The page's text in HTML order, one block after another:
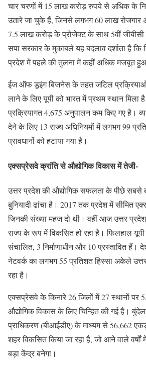
चार चरणों में 15 लाख करोड़ रुपये से अधिक के
उतारे जा चुके हैं, जिनसे लगभग 60 लाख रोजगार
7.5 लाख करोड़ के प्रोजेक्ट के साथ 5वीं जीबीसी
सपा सरकार के मुकाबले यह बदलाव दर्शाता है कि
प्रदेश में पहले की तुलना में कहीं अधिक मजबूत
ईज ऑफ डूइंग बिजनेस के तहत जटिल
लाने के लिए यूपी को भारत में प्रथम स्थान मिला
प्रक्रियागत 4,675 अनुपालन कम किए गए है।
देने के लिए 13 राज्य अधिनियमों में लगभग 99
प्रावधानों को हटाया गया है।
एक्सप्रेसवे क्रांति से औद्योगिक विकास में तेजी-
उत्तर प्रदेश की औद्योगिक सफलता के पीछे सबसे
बुनियादी ढांचा है। 2017 तक प्रदेश में सीमित
जिनकी संख्या महज दो थी। वहीं आज उत्तर
राज्य के रूप में विकसित हो रहा है। फिलहाल
संचालित, 3 निर्माणाधीन और 10 प्रस्तावित
नेटवर्क का लगभग 55 प्रतिशत हिस्सा अकेले
रहा है।
एक्सप्रेसवे के किनारे 26 जिलों में 27 स्थानों पर
औद्योगिक विकास के लिए चिन्हित की गई है।
प्राधिकरण (बीआईडीए) के माध्यम से 56,662
शहर विकसित किया जा रहा है, जो आने वाले वर्षों
बड़ा केंद्र बनेगा।